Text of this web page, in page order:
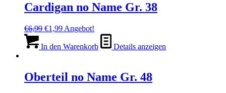
Cardigan no Name Gr. 38
€6,99 Ursprünglicher
war:
€1,99Aktueller
ist:
Angebot!
In den Warenkorb Details anzeigen
Oberteil no Name Gr. 48